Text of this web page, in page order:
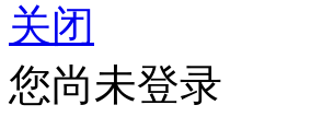
关闭
您尚未登录